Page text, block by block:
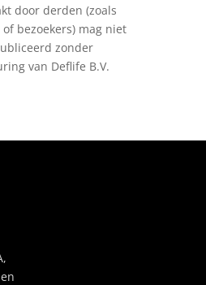
door derden (zoals
bezoekers) mag niet
zonder
van Deflife B.V.